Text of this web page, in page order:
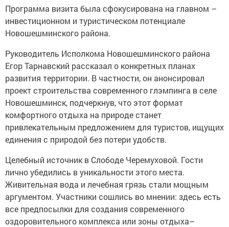
Программа визита была сфокусирована на главном –
инвестиционном и туристическом потенциале
Новошешминского района.
Руководитель Исполкома Новошешминского района
Егор Тарнавский рассказал о конкретных планах
развития территории. В частности, он анонсировал
проект строительства современного глэмпинга в селе
Новошешминск, подчеркнув, что этот формат
комфортного отдыха на природе станет
привлекательным предложением для туристов, ищущих
единения с природой без потери удобств.
Целебный источник в Слободе Черемуховой. Гости
лично убедились в уникальности этого места.
Живительная вода и лечебная грязь стали мощным
аргументом. Участники сошлись во мнении: здесь есть
все предпосылки для создания современного
оздоровительного комплекса или зоны отдыха–